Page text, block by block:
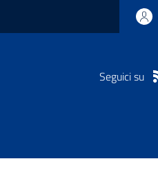
Seguici su